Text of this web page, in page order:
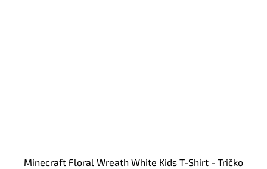
Minecraft Floral Wreath White Kids T-Shirt - Tričko